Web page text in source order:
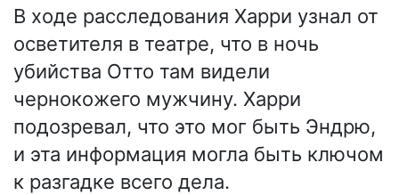
В ходе расследования Харри узнал от
осветителя в театре, что в ночь
убийства Отто там видели
чернокожего мужчину. Харри
подозревал, что это мог быть Эндрю,
и эта информация могла быть ключом
к разгадке всего дела.